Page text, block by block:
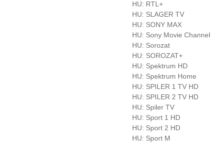
HU: RTL+
HU: SLAGER TV
HU: SONY MAX
HU: Sony Movie Channel
HU: Sorozat
HU: SOROZAT+
HU: Spektrum HD
HU: Spektrum Home
HU: SPILER 1 TV HD
HU: SPILER 2 TV HD
HU: Spiler TV
HU: Sport 1 HD
HU: Sport 2 HD
HU: Sport M